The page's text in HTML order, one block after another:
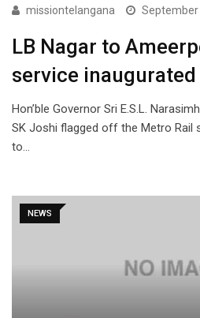
PHOTOS
missiontelangana September
LB Nagar to
service inaugurated
Hon’ble Governor Sri E.S.L.
SK Joshi flagged off the Metro Rail
to…
NEWS